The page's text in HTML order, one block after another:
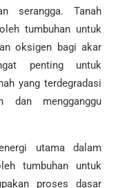
serangga. Tanah
tumbuhan untuk
oksigen bagi akar
penting untuk
yang terdegradasi
dan mengganggu
utama dalam
tumbuhan untuk
proses dasar